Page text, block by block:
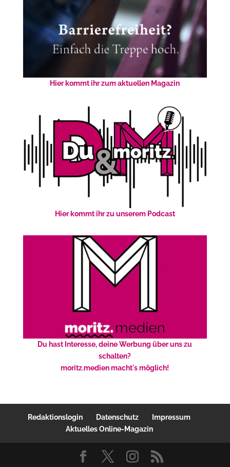
Hier kommt ihr zum aktuellen Magazin
Hier kommt ihr zu unserem Podcast
Du hast Interesse, deine Werbung über uns zu
schalten?
moritz.medien macht's möglich!
Redaktionslogin Datenschutz
Impressum
Aktuelles Online-Magazin